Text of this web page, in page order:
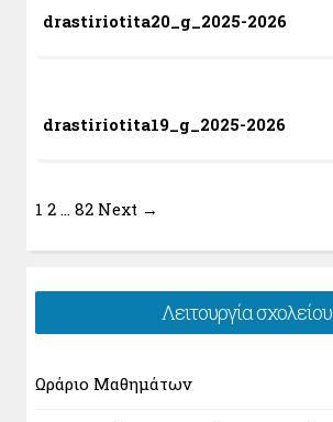
drastiriotita20_g_2025-2026
drastiriotita19_g_2025-2026
1 2 … 82 Next →
Λειτουργία σχολείου
Ωράριο Μαθημάτων